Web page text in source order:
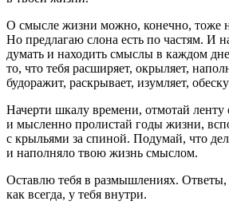
О смысле жизни можно, конечно, тоже
Но предлагаю слона есть по частям. И
думать и находить смыслы в каждом
то, что тебя расширяет, окрыляет,
будоражит, раскрывает, изумляет,
Начерти шкалу времени, отмотай ленту
и мысленно пролистай годы жизни,
с крыльями за спиной. Подумай, что
и наполняло твою жизнь смыслом.
Оставлю тебя в размышлениях.
как всегда, у тебя внутри.